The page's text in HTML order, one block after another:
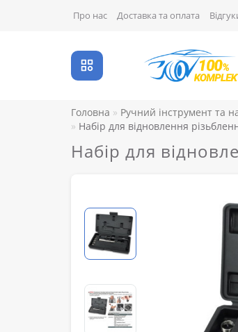
Про нас Доставка та оплата
Головна Ручний інструмент та
Набір для відновлення
Набір для